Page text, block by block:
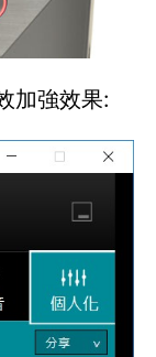
加強效果: